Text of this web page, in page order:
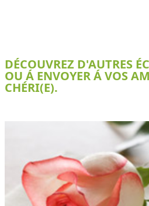
DÉCOUVREZ D'AUTRES
OU Á ENVOYER Á VOS
CHÉRI(E).